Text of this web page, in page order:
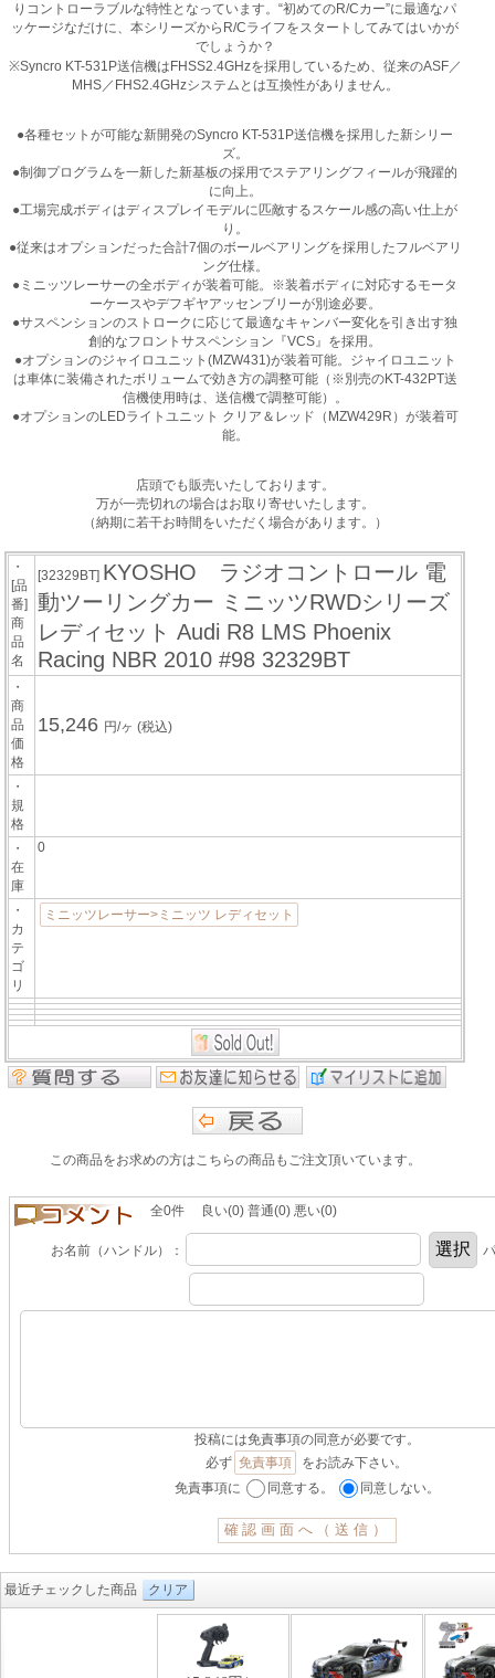
りコントローラブルな特性となっています。“初めてのR/Cカー”に最適なパ
ッケージなだけに、本シリーズからR/Cライフをスタートしてみてはいかが
でしょうか？
※Syncro KT-531P送信機はFHSS2.4GHzを採用しているため、従来のASF／
MHS／FHS2.4GHzシステムとは互換性がありません。
●各種セットが可能な新開発のSyncro KT-531P送信機を採用した新シリー
ズ。
●制御プログラムを一新した新基板の採用でステアリングフィールが飛躍的
に向上。
●工場完成ボディはディスプレイモデルに匹敵するスケール感の高い仕上が
り。
●従来はオプションだった合計7個のボールベアリングを採用したフルベアリ
ング仕様。
●ミニッツレーサーの全ボディが装着可能。※装着ボディに対応するモータ
ーケースやデフギヤアッセンブリーが別途必要。
●サスペンションのストロークに応じて最適なキャンバー変化を引き出す独
創的なフロントサスペンション『VCS』を採用。
●オプションのジャイロユニット(MZW431)が装着可能。ジャイロユニット
は車体に装備されたボリュームで効き方の調整可能（※別売のKT-432PT送
信機使用時は、送信機で調整可能）。
●オプションのLEDライトユニット クリア＆レッド（MZW429R）が装着可
能。
店頭でも販売いたしております。
万が一売切れの場合はお取り寄せいたします。
（納期に若干お時間をいただく場合があります。）
・
[品
番]
商
品
名
[32329BT] KYOSHO ラジオコントロール 電
動ツーリングカー ミニッツRWDシリーズ
レディセット Audi R8 LMS Phoenix
Racing NBR 2010 #98 32329BT
・
商
品
価
格
15,246 円/ヶ(税込)
・
規
格
・
在
庫
0
・
カ
テ
ゴ
リ
ミニッツレーサー>ミニッツ レディセット
この商品をお求めの方はこちらの商品もご注文頂いています。
全0件 良い(0) 普通(0) 悪い(0)
お名前（ハンドル）：
投稿には免責事項の同意が必要です。
必ず 免責事項
をお読み下さい。
免責事項に
同意する。 同意しない。
最近チェックした商品 クリア